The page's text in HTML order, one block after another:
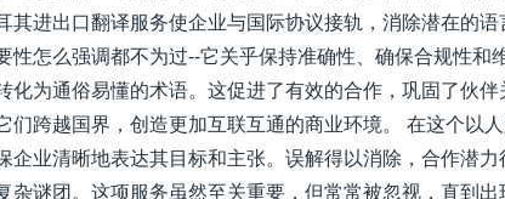
其进出口翻译服务使企业与国际协议接轨，消除潜在的
性怎么强调都不为过--它关乎保持准确性、确保合规性
化为通俗易懂的术语。这促进了有效的合作，巩固了伙
们跨越国界，创造更加互联互通的商业环境。 在这个以
企业清晰地表达其目标和主张。误解得以消除，合作潜
杂谜团。这项服务虽然至关重要，但常常被忽视，直到